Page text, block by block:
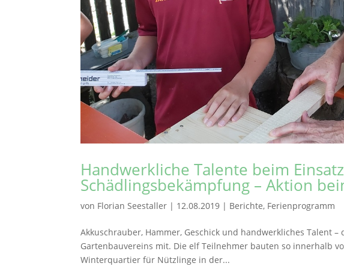
Handwerkliche Talente beim
Schädlingsbekämpfung – Aktion
von Florian Seestaller | 12.08.2019 | Berichte, Ferienprogramm
Akkuschrauber, Hammer, Geschick und handwerkliches Talent
Gartenbauvereins mit. Die elf Teilnehmer bauten so innerhalb
Winterquartier für Nützlinge in der...